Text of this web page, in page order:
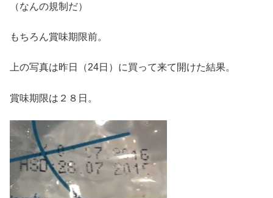
（なんの規制だ）
もちろん賞味期限前。
上の写真は昨日（24日）に買って来て開けた結果。
賞味期限は２８日。